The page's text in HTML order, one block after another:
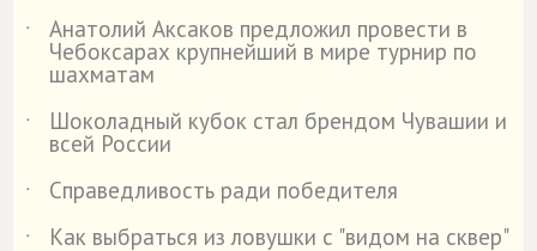
˙ Анатолий Аксаков предложил провести в
Чебоксарах крупнейший в мире турнир по
шахматам
˙
Шоколадный кубок стал брендом Чувашии и
всей России
˙
Справедливость ради победителя
˙
Как выбраться из ловушки с "видом на сквер"